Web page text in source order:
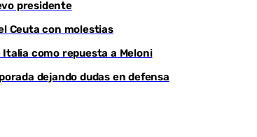
presidente
Ceuta con molestias
como repuesta a Meloni
dejando dudas en defensa